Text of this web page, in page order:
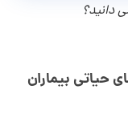
دانید؟
حیاتی بیماران